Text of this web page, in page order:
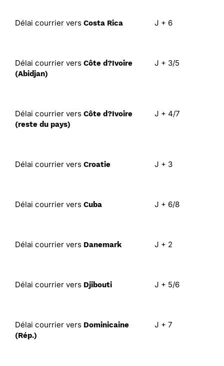
Délai courrier vers Costa Rica J + 6
Délai courrier vers Côte d?Ivoire
(Abidjan)
J + 3/5
Délai courrier vers Côte d?Ivoire
(reste du pays)
J + 4/7
Délai courrier vers Croatie J + 3
Délai courrier vers Cuba J + 6/8
Délai courrier vers Danemark J + 2
Délai courrier vers Djibouti J + 5/6
Délai courrier vers Dominicaine
(Rép.)
J + 7